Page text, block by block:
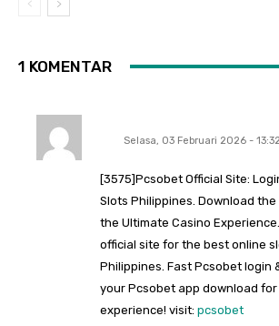
1 KOMENTAR
Selasa, 03 Februari 2026 -
[3575]Pcsobet Official Site:
Slots Philippines. Download
the Ultimate Casino
official site for the best online
Philippines. Fast Pcsobet login
your Pcsobet app download
experience! visit: pcsobet